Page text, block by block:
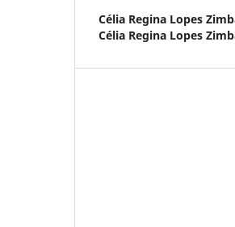
Célia Regina Lopes
Célia Regina Lopes